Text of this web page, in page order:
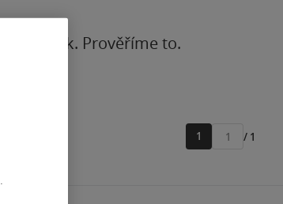
Facebook. Prověříme to.
1
Přejít
/ 1